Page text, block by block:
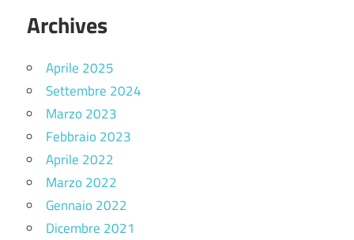
Archives
Aprile 2025
Settembre 2024
Marzo 2023
Febbraio 2023
Aprile 2022
Marzo 2022
Gennaio 2022
Dicembre 2021